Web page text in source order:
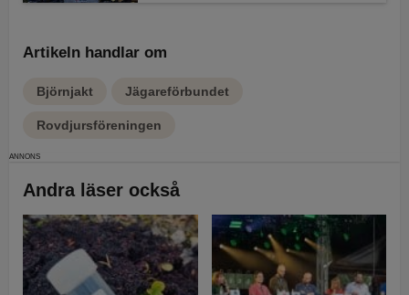
Artikeln handlar om
Björnjakt Jägareförbundet
Rovdjursföreningen
Andra läser också